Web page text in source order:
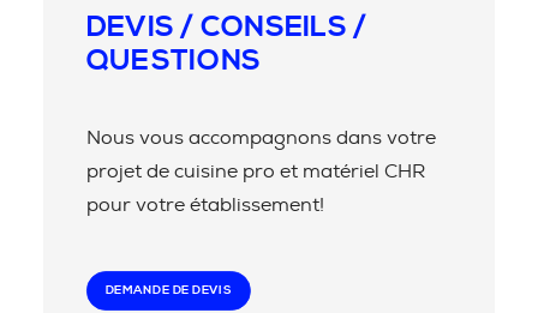
DEVIS / CONSEILS /
QUESTIONS
Nous vous accompagnons dans votre
projet de cuisine pro et matériel CHR
pour votre établissement!
DEMANDE DE DEVIS